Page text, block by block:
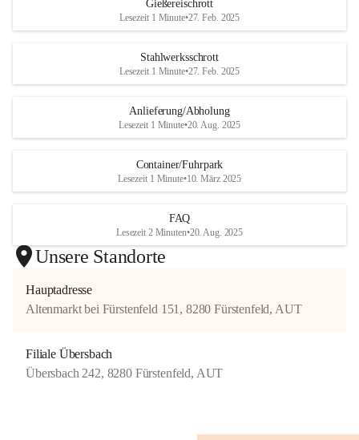
erfolgte, wurde
mittlerweile mehrfach
Gießereischrott ausgebaut. Die auf einer Fläche von ca.
kombinierte Gleis- und Straßenfahrzeug-waage, zwei
Schrottscheren, eine Schrottpresse und eine Vielzahl an
ständige Investitionen in die Erneuerung des Geräte- und
Maschinenparks können größere Ausfallszeiten vermieden
und am Stand der Technik festgehalten werden.
Gießereischrott
Lesezeit 1 Minute•27. Feb. 2025
Stahlwerksschrott
Lesezeit 1 Minute•27. Feb. 2025
Anlieferung/Abholung
Lesezeit 1 Minute•20. Aug. 2025
Container/Fuhrpark
Lesezeit 1 Minute•10. März 2025
FAQ
Lesezeit 2 Minuten•20. Aug. 2025
Unsere Standorte
Hauptadresse
Altenmarkt bei Fürstenfeld 151, 8280 Fürstenfeld, AUT
Filiale Übersbach
Übersbach 242, 8280 Fürstenfeld, AUT